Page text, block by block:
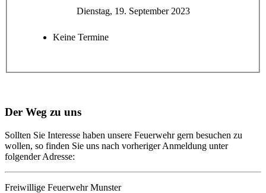
Dienstag, 19. September 2023
Keine Termine
Der Weg zu uns
Sollten Sie Interesse haben unsere Feuerwehr gern besuchen zu
wollen, so finden Sie uns nach vorheriger Anmeldung unter
folgender Adresse:
Freiwillige Feuerwehr Munster